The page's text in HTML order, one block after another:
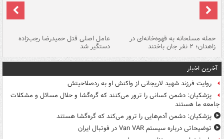
حمله مسلحانه به قهوه‌خانه‌ای در
زاهدان؛ ۲ نفر جان باختند
عامل اصلی قتل حمیدرضا رجب‌زاده
دستگیر شد
آخرین اخبار
روایت فرزند شهید لاریجانی از واکنش او به ردصلاحیتش
پزشکیان: دشمن کسانی را ترور می‌کنند که گره‌گشا و حلال مسائل و مشکلات
جامعه ما هستند
پزشکیان: دشمن آدم‌هایی را ترور می‌کند که گره‌گشا هستند
توضیحاتی درباره سیستم Van VAR در فوتبال ایران